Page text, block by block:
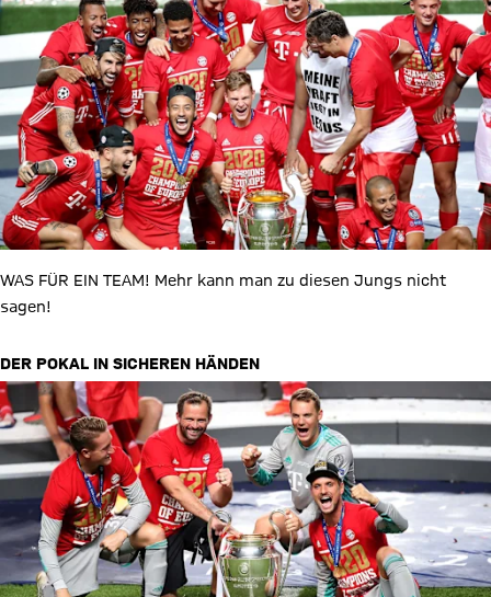
WAS FÜR EIN TEAM! Mehr kann man zu diesen Jungs nicht
sagen!
DER POKAL IN SICHEREN HÄNDEN